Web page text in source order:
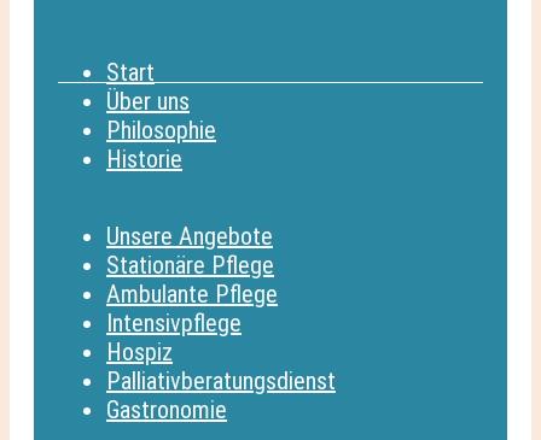
Start
Über uns
Philosophie
Historie
Unsere Angebote
Stationäre Pflege
Ambulante Pflege
Intensivpflege
Hospiz
Palliativberatungsdienst
Gastronomie